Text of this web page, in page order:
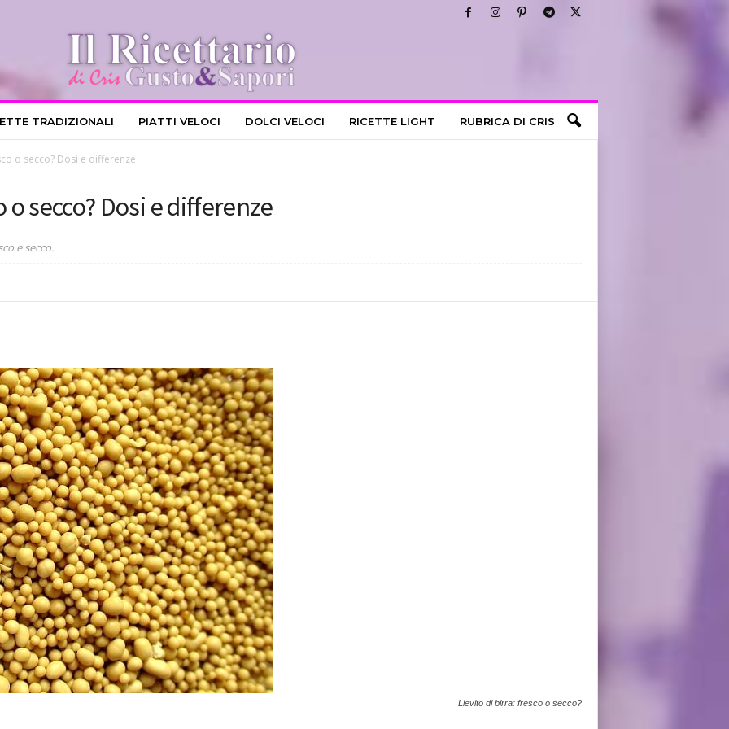
TRADIZIONALI PIATTI VELOCI DOLCI VELOCI RICETTE LIGHT RUBRICA DI CRIS
o secco? Dosi e differenze
secco? Dosi e differenze
e secco.
Lievito di birra: fresco o secco?